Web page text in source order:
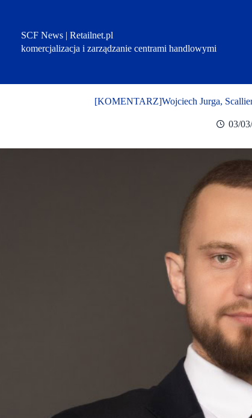
SCF News | Retailnet.pl
komercjalizacja i zarządzanie centrami handlowymi
[KOMENTARZ]Wojciech Jurga,
03/